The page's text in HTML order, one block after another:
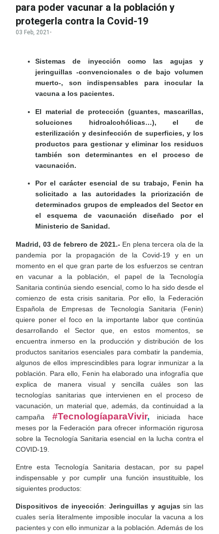
para poder vacunar a la población y
protegerla contra la Covid-19
03 Feb, 2021 ·
Sistemas de inyección como las agujas y
jeringuillas -convencionales o de bajo volumen
muerto-, son indispensables para inocular la
vacuna a los pacientes.
El material de protección (guantes, mascarillas,
soluciones hidroalcohólicas…), el de
esterilización y desinfección de superficies, y los
productos para gestionar y eliminar los residuos
también son determinantes en el proceso de
vacunación.
Por el carácter esencial de su trabajo, Fenin ha
solicitado a las autoridades la priorización de
determinados grupos de empleados del Sector en
el esquema de vacunación diseñado por el
Ministerio de Sanidad.
Madrid, 03 de febrero de 2021.- En plena tercera ola de la
pandemia por la propagación de la Covid-19 y en un
momento en el que gran parte de los esfuerzos se centran
en vacunar a la población, el papel de la Tecnología
Sanitaria continúa siendo esencial, como lo ha sido desde el
comienzo de esta crisis sanitaria. Por ello, la Federación
Española de Empresas de Tecnología Sanitaria (Fenin)
quiere poner el foco en la importante labor que continúa
desarrollando el Sector que, en estos momentos, se
encuentra inmerso en la producción y distribución de los
productos sanitarios esenciales para combatir la pandemia,
algunos de ellos imprescindibles para lograr inmunizar a la
población. Para ello, Fenin ha elaborado una infografía que
explica de manera visual y sencilla cuáles son las
tecnologías sanitarias que intervienen en el proceso de
vacunación, un material que, además, da continuidad a la
campaña #TecnologíaparaVivir, iniciada hace
meses por la Federación para ofrecer información rigurosa
sobre la Tecnología Sanitaria esencial en la lucha contra el
COVID-19.
Entre esta Tecnología Sanitaria destacan, por su papel
indispensable y por cumplir una función insustituible, los
siguientes productos:
Dispositivos de inyección:Jeringuillas y agujas sin las
cuales sería literalmente imposible inocular la vacuna a los
pacientes y con ello inmunizar a la población. Además de los